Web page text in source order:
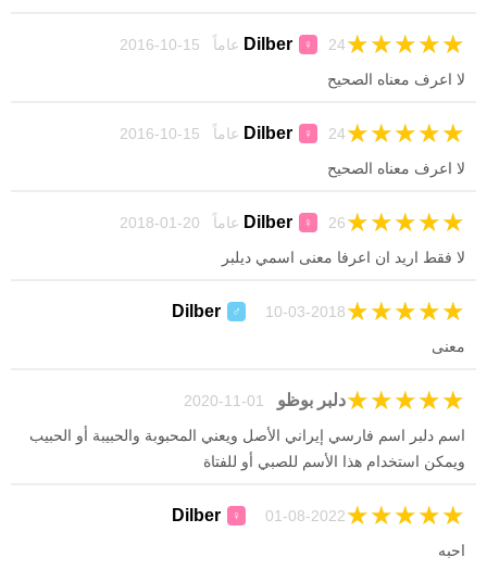
Dilber ♀ 24 عاماً 15-10-2016 ★
★
★
★
★
لا اعرف معناه الصحيح
Dilber ♀ 24 عاماً 15-10-2016 ★
★
★
★
★
لا اعرف معناه الصحيح
Dilber ♀ 26 عاماً 20-01-2018 ★
★
★
★
★
لا فقط اريد ان اعرفا معنى اسمي ديلبر
Dilber ♂ 10-03-2018 ★
★
★
★
★
معنى
دلبر بوظو ★
★
★
★
★
اسم دلبر اسم فارسي إيراني الأصل ويعني المحبوبة والحبيبة أو الحبيب
ويمكن استخدام هذا الأسم للصبي أو للفتاة
Dilber ♀ 01-08-2022 ★
★
★
★
★
احبه